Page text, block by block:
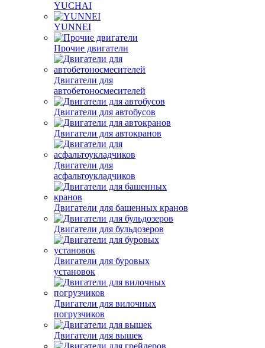
YUCHAI
YUNNEI
Прочие двигатели
Двигатели для
автобетоносмесителей
Двигатели для автобусов
Двигатели для автокранов
Двигатели для
асфальтоукладчиков
Двигатели для башенных кранов
Двигатели для бульдозеров
Двигатели для буровых
установок
Двигатели для вилочных
погрузчиков
Двигатели для вышек